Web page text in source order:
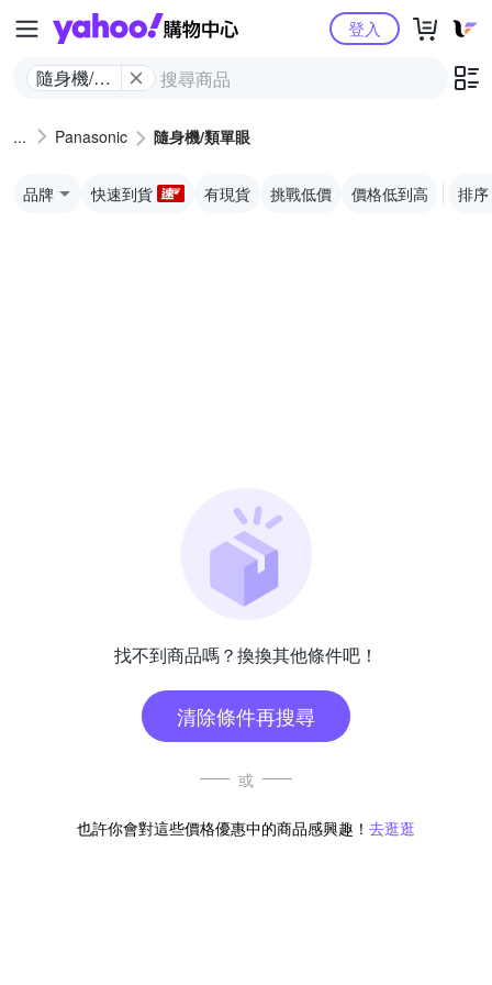
Yahoo購物中心
隨身機/類
登入
Panasonic 隨身機/類單眼
品牌 快速到貨 有現貨 挑戰低價 價格低到高 排序
找不到商品嗎？換換其他條件吧！
清除條件再搜尋
或
也許你會對這些價格優惠中的商品感興趣！ 去逛逛